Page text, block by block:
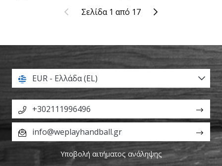
Προηγούμενο
Σελίδα 1 από 17 Επόμενο
EUR - Ελλάδα (EL)
+302111996496
info@weplayhandball.gr
Υποβολή αιτήματος ανάληψης